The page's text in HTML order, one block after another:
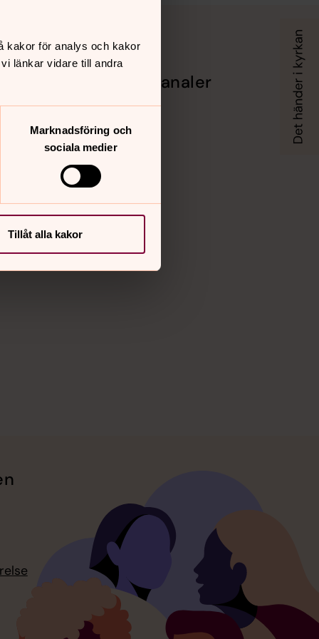
kakor för analys och kakor
länkar vidare till andra
Marknadsföring och
sociala medier
Tillåt alla kakor
–
Mora
Sociala kanaler
Facebook
Instagram
Vimeo